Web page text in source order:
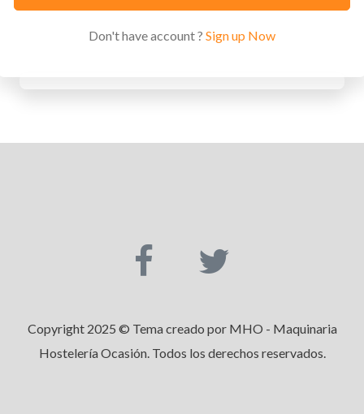
Don't have account ? Sign up Now
Copyright 2025 © Tema creado por MHO - Maquinaria
Hostelería Ocasión. Todos los derechos reservados.